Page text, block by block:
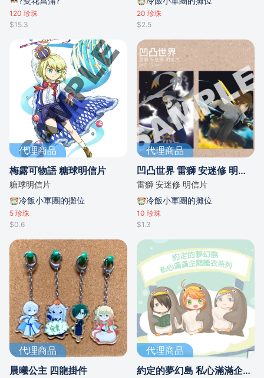
120 珍珠
$15.3
20 珍珠
$2.5
代理商品
梅露可物語 糖球明信片
糖球明信片
冷飯小軍團的攤位
5 珍珠
$0.6
代理商品
凹凸世界 雷獅 安迷修 明信片set
雷獅 安迷修 明信片
冷飯小軍團的攤位
10 珍珠
$1.3
代理商品
晨曦公主 四龍掛件
代理商品
約定的夢幻島 私心滿滿企鵝睡衣系列掛件